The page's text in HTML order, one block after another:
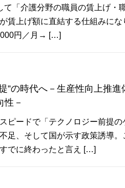
「介護分野の職員の賃上げ・
賃上げ額に直結する仕組みに
円／月→ […]
”の時代へ－生産性向上推
性－
ピードで「テクノロジー前提の
足、そして国が示す政策誘導
でに終わったと言え […]